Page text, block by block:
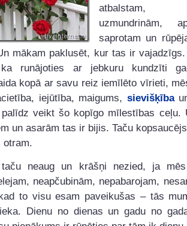
atbalstam,
uzmundrinām,
saprotam un
mākam paklusēt, kur tas ir
runājoties ar jebkuru kundzīti
kopā ar savu reiz iemīlēto vīrieti,
iejūtība, maigums, sievišķība
veikt šo kopīgo mīlestības ceļu.
un asarām tas ir bijis. Taču
otram.
neaug un krāšņi nezied, ja
neapčubinām, nepabarojam,
to visu esam paveikušas – tās
Dienu no dienas un gadu no